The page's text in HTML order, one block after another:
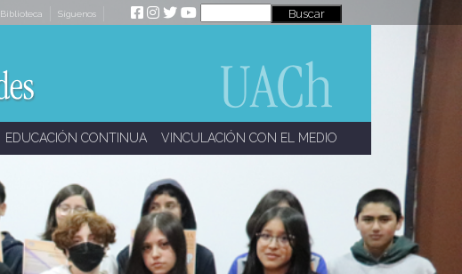
Biblioteca Síguenos
EDUCACIÓN CONTINUA VINCULACIÓN CON EL MEDIO